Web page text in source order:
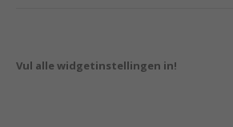
Vul alle widgetinstellingen in!